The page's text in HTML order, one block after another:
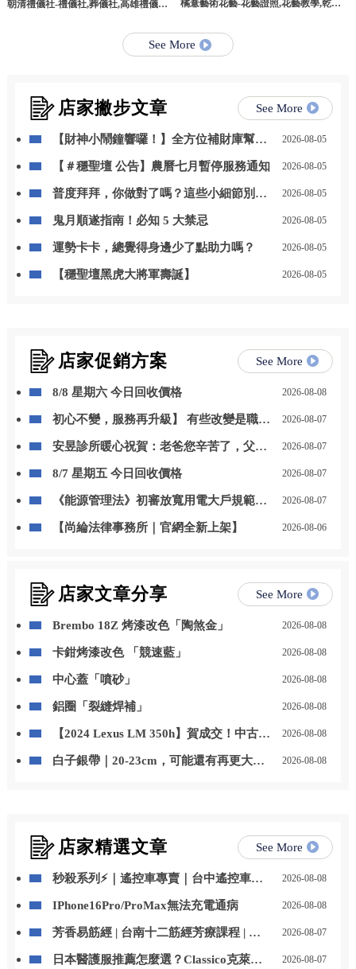
朝清禮儀社-禮儀社,葬儀社,高雄禮儀社,
橘薏藝術花藝-花藝證照,花藝教學,乾燥
See More
店家撇步文章 See More
【財神小鬧鐘響囉！】全方位補財庫幫你
2026-08-05
【＃穩聖壇 公告】農曆七月暫停服務通知 2026-08-05
普度拜拜，你做對了嗎？這些小細節別忽
2026-08-05
鬼月順遂指南！必知 5 大禁忌 2026-08-05
運勢卡卡，總覺得身邊少了點助力嗎？ 2026-08-05
【穩聖壇黑虎大將軍壽誕】 2026-08-05
店家促銷方案 See More
8/8 星期六 今日回收價格 2026-08-08
初心不變，服務再升級】 有些改變是職位
年 8 月 1 日起，我正式接任尚立汽車北台
2026-08-07
安昱診所暖心祝賀：老爸您辛苦了，父親
2026-08-07
8/7 星期五 今日回收價格 2026-08-07
《能源管理法》初審放寬用電大戶規範，
2026-08-07
【尚綸法律事務所｜官網全新上架】 2026-08-06
店家文章分享 See More
Brembo 18Z 烤漆改色「陶煞金」 2026-08-08
卡鉗烤漆改色 「競速藍」 2026-08-08
中心蓋「噴砂」 2026-08-08
鋁圈「裂縫焊補」 2026-08-08
【2024 Lexus LM 350h】賀成交！中古車
購
2026-08-08
白子銀帶｜20-23cm，可能還有再更大一
2026-08-08
店家精選文章 See More
秒殺系列⚡｜遙控車專賣｜台中遙控車專
2026-08-08
IPhone16Pro/ProMax無法充電通病 2026-08-08
芳香易筋經 | 台南十二筋經芳療課程 | 台
2026-08-07
日本醫護服推薦怎麼選？Classico克萊希
2026-08-07